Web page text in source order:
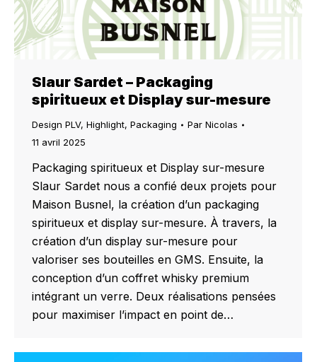
Slaur Sardet – Packaging
spiritueux et Display sur-mesure
Design PLV, Highlight, Packaging Par Nicolas
11 avril 2025
Packaging spiritueux et Display sur-mesure
Slaur Sardet nous a confié deux projets pour
Maison Busnel, la création d’un packaging
spiritueux et display sur-mesure. À travers, la
création d’un display sur-mesure pour
valoriser ses bouteilles en GMS. Ensuite, la
conception d’un coffret whisky premium
intégrant un verre. Deux réalisations pensées
pour maximiser l’impact en point de…